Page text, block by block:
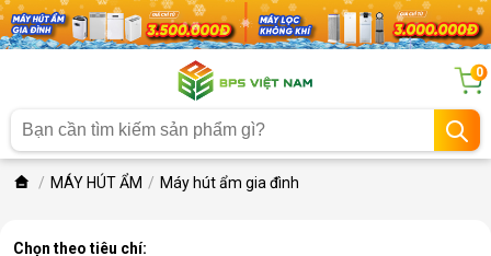
0
MÁY HÚT ẨM Máy hút ẩm gia đình
Chọn theo tiêu chí: